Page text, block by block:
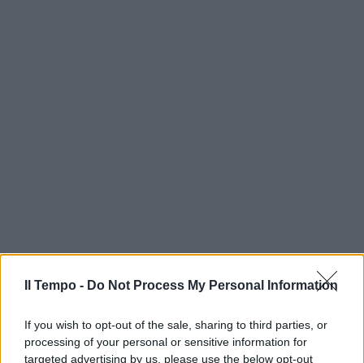
Il Tempo - Do Not Process My Personal Information
If you wish to opt-out of the sale, sharing to third parties, or
processing of your personal or sensitive information for
targeted advertising by us, please use the below opt-out